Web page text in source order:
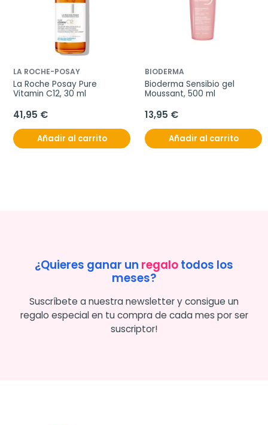
LA ROCHE-POSAY
La Roche Posay Pure
Vitamin C12, 30 ml
41,95 €
Añadir al carrito
BIODERMA
Bioderma Sensibio gel
Moussant, 500 ml
13,95 €
Añadir al carrito
¿Quieres ganar un regalotodos los
meses?
Suscríbete a nuestra newsletter y consigue un
regalo especial en tu compra de cada mes por ser
suscriptor!